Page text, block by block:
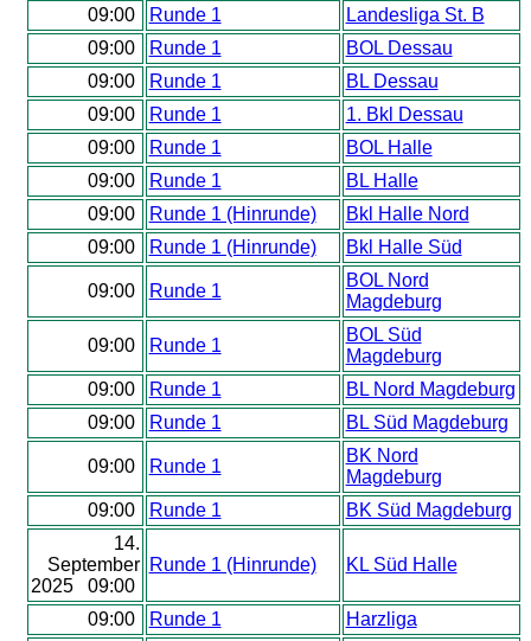
09:00
Runde 1
Landesliga St. B
09:00
Runde 1
BOL Dessau
09:00
Runde 1
BL Dessau
09:00
Runde 1
1. Bkl Dessau
09:00
Runde 1
BOL Halle
09:00
Runde 1
BL Halle
09:00
Runde 1 (Hinrunde)
Bkl Halle Nord
09:00
Runde 1 (Hinrunde) Bkl Halle Süd
09:00 Runde 1
BOL Nord
Magdeburg
09:00 Runde 1
BOL Süd
Magdeburg
09:00
Runde 1
BL Nord Magdeburg
09:00
Runde 1 BL Süd Magdeburg
09:00 Runde 1
BK Nord
Magdeburg
09:00
Runde 1
BK Süd Magdeburg
14.
September
2025 09:00
Runde 1 (Hinrunde) KL Süd Halle
09:00 Runde 1
Harzliga